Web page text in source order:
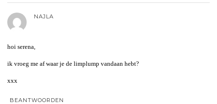
NAJLA
hoi serena,
ik vroeg me af waar je de limplump vandaan hebt?
xxx
BEANTWOORDEN